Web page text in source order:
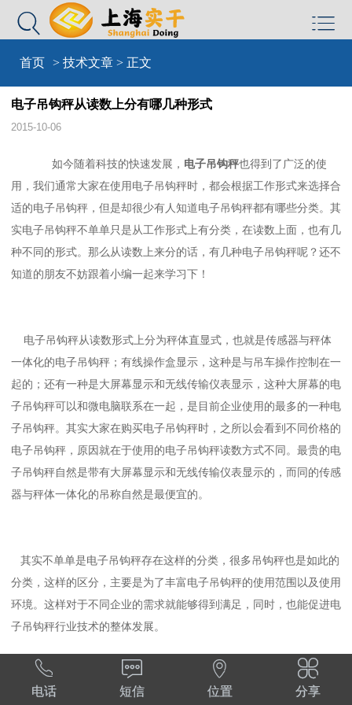


首页 > 技术文章 > 正文
电子吊钩秤从读数上分有哪几种形式
2015-10-06
如今随着科技的快速发展， 电子吊钩秤也得到了广泛的使
用，我们通常大家在使用电子吊钩秤时，都会根据工作形式来选择合
适的电子吊钩秤，但是却很少有人知道电子吊钩秤都有哪些分类。其
实电子吊钩秤不单单只是从工作形式上有分类，在读数上面，也有几
种不同的形式。那么从读数上来分的话，有几种电子吊钩秤呢？还不
知道的朋友不妨跟着小编一起来学习下！
电子吊钩秤从读数形式上分为秤体直显式，也就是传感器与秤体
一体化的电子吊钩秤；有线操作盒显示，这种是与吊车操作控制在一
起的；还有一种是大屏幕显示和无线传输仪表显示，这种大屏幕的电
子吊钩秤可以和微电脑联系在一起，是目前企业使用的最多的一种电
子吊钩秤。其实大家在购买电子吊钩秤时，之所以会看到不同价格的
电子吊钩秤，原因就在于使用的电子吊钩秤读数方式不同。最贵的电
子吊钩秤自然是带有大屏幕显示和无线传输仪表显示的，而同的传感
器与秤体一体化的吊称自然是最便宜的。
其实不单单是电子吊钩秤存在这样的分类，很多吊钩秤也是如此的
分类，这样的区分，主要是为了丰富电子吊钩秤的使用范围以及使用
环境。这样对于不同企业的需求就能够得到满足，同时，也能促进电
子吊钩秤行业技术的整体发展。
本文由上海实干实业有限公司整理提供，如果您还想要了解更多关于

电话

短信

位置

分享